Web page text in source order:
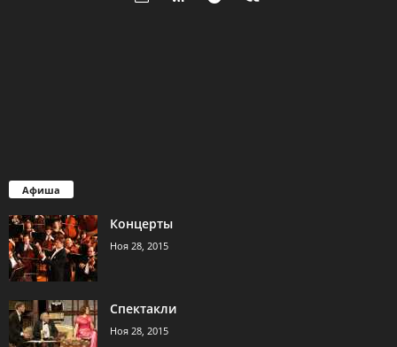
Афиша
Концерты
Ноя 28, 2015
Спектакли
Ноя 28, 2015